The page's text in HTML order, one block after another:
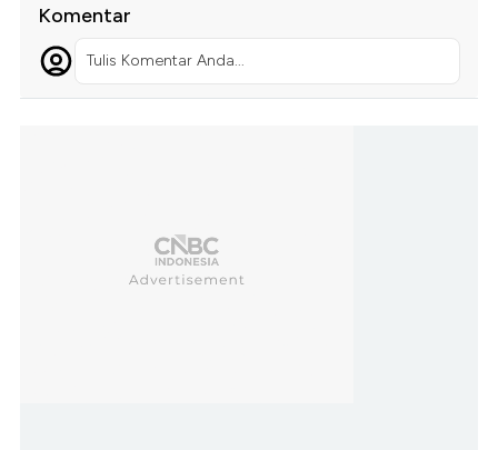
Komentar
Tulis Komentar Anda...